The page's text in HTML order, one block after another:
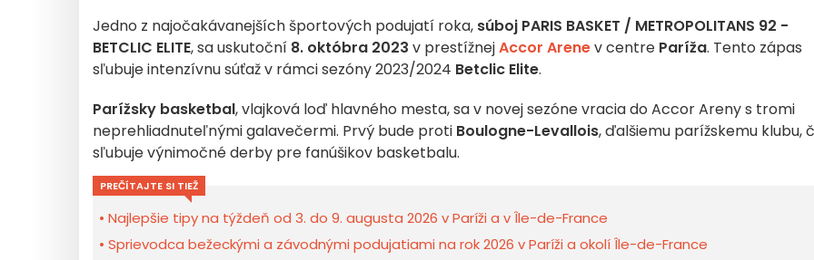
Jedno z najočakávanejších športových podujatí roka, súboj PARIS BASKET / METROPOLITANS 92 -
BETCLIC ELITE, sa uskutoční 8. októbra 2023 v prestížnejAccor Arenev centre Paríža. Tento zápas
sľubuje intenzívnu súťaž v rámci sezóny 2023/2024 Betclic Elite.
Parížsky basketbal, vlajková loď hlavného mesta, sa v novej sezóne vracia do Accor Areny s tromi
neprehliadnuteľnými galavečermi. Prvý bude proti Boulogne-Levallois, ďalšiemu parížskemu klubu,
sľubuje výnimočné derby pre fanúšikov basketbalu.
PREČÍTAJTE SI TIEŽ
Najlepšie tipy na týždeň od 3. do 9. augusta 2026 v Paríži a v Île-de-France
Sprievodca bežeckými a závodnými podujatiami na rok 2026 v Paríži a okolí Île-de-France